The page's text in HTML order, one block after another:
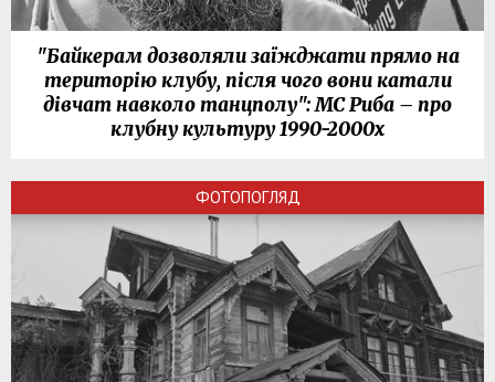
"Байкерам дозволяли заїжджати прямо на
територію клубу, після чого вони катали
дівчат навколо танцполу": МС Риба – про
клубну культуру 1990-2000х
ФОТОПОГЛЯД